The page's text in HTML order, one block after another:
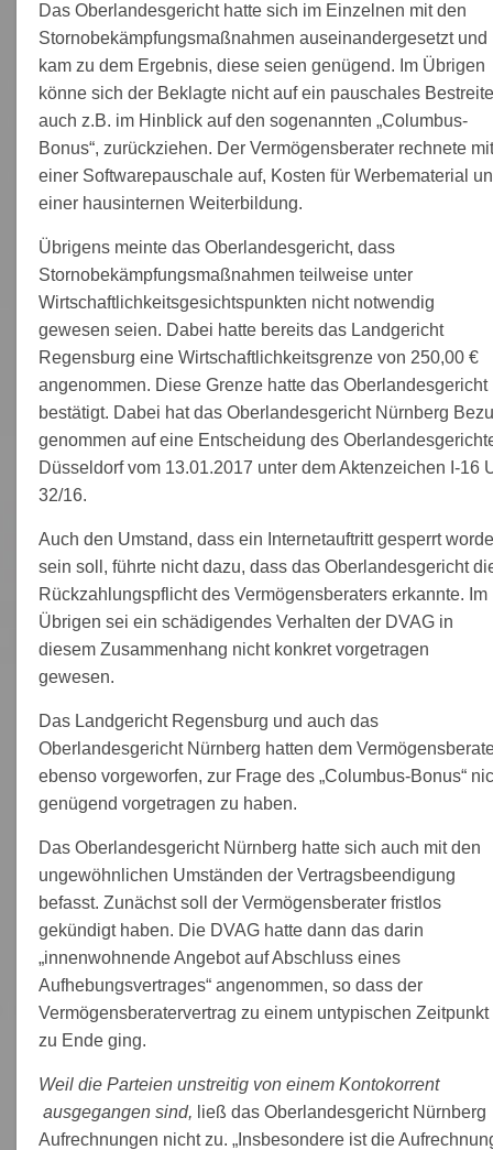
Das Oberlandesgericht hatte sich im Einzelnen mit den
Stornobekämpfungsmaßnahmen auseinandergesetzt und
kam zu dem Ergebnis, diese seien genügend. Im Übrigen
könne sich der Beklagte nicht auf ein pauschales
auch z.B. im Hinblick auf den sogenannten „Columbus-
Bonus“, zurückziehen. Der Vermögensberater rechnete mit
einer Softwarepauschale auf, Kosten für Werbematerial
einer hausinternen Weiterbildung.
Übrigens meinte das Oberlandesgericht, dass
Stornobekämpfungsmaßnahmen teilweise unter
Wirtschaftlichkeitsgesichtspunkten nicht notwendig
gewesen seien. Dabei hatte bereits das Landgericht
Regensburg eine Wirtschaftlichkeitsgrenze von 250,00 €
angenommen. Diese Grenze hatte das Oberlandesgericht
bestätigt. Dabei hat das Oberlandesgericht Nürnberg
genommen auf eine Entscheidung des
Düsseldorf vom 13.01.2017 unter dem Aktenzeichen I-16
32/16.
Auch den Umstand, dass ein Internetauftritt gesperrt
sein soll, führte nicht dazu, dass das Oberlandesgericht
Rückzahlungspflicht des Vermögensberaters erkannte. Im
Übrigen sei ein schädigendes Verhalten der DVAG in
diesem Zusammenhang nicht konkret vorgetragen
gewesen.
Das Landgericht Regensburg und auch das
Oberlandesgericht Nürnberg hatten dem
ebenso vorgeworfen, zur Frage des „Columbus-Bonus“
genügend vorgetragen zu haben.
Das Oberlandesgericht Nürnberg hatte sich auch mit den
ungewöhnlichen Umständen der Vertragsbeendigung
befasst. Zunächst soll der Vermögensberater fristlos
gekündigt haben. Die DVAG hatte dann das darin
„innenwohnende Angebot auf Abschluss eines
Aufhebungsvertrages“ angenommen, so dass der
Vermögensberatervertrag zu einem untypischen Zeitpunkt
zu Ende ging.
Weil die Parteien unstreitig von einem Kontokorrent
ausgegangen sind, ließ das Oberlandesgericht Nürnberg
Aufrechnungen nicht zu. „Insbesondere ist die